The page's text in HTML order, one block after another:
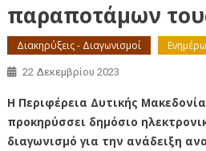
παραποτάμων
Διακηρύξεις - Διαγωνισμοί
22 Δεκεμβρίου 2023
Η Περιφέρεια Δυτικής
προκηρύσσει δημόσιο
διαγωνισμό για την ανάδειξη